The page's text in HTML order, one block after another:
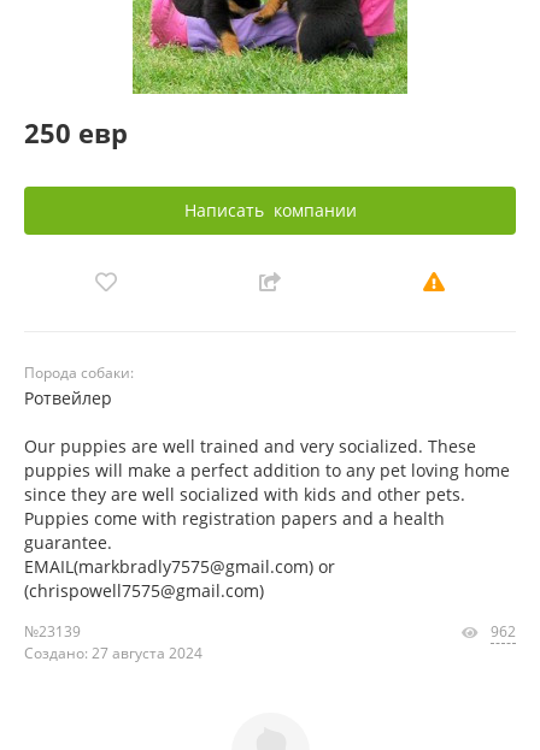
250 евр
Написать компании
Порода собаки:
Ротвейлер
Our puppies are well trained and very socialized. These
puppies will make a perfect addition to any pet loving home
since they are well socialized with kids and other pets.
Puppies come with registration papers and a health
guarantee.
EMAIL(markbradly7575@gmail.com) or
(chrispowell7575@gmail.com)
№23139
Создано: 27 августа 2024
962